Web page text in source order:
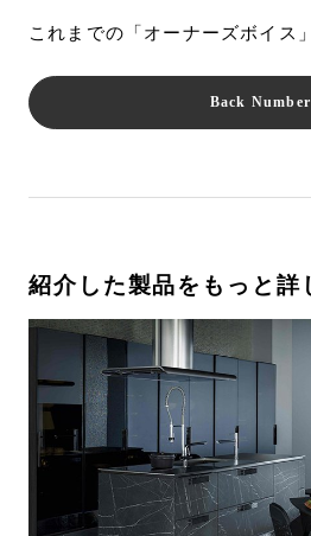
これまでの「オーナーズボイス
Back Number
紹介した製品をもっと詳